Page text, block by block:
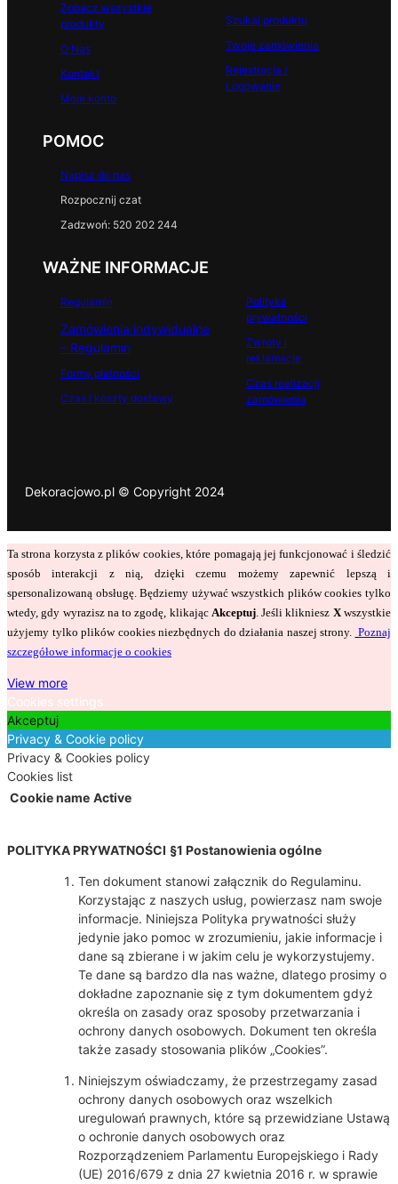
Zobacz wszystkie
produkty
O Nas
Kontakt
Moje konto
Szukaj produktu
Twoje zamówienia
Rejestracja /
Logowanie
POMOC
Napisz do nas
Rozpocznij czat
Zadzwoń: 520 202 244
WAŻNE INFORMACJE
Regulamin
Zamówienia indywidualne
– Regulamin
Formy płatności
Czas i koszty dostawy
Polityka
prywatności
Zwroty i
reklamacje
Czas realizacji
zamówienia
Dekoracjowo.pl © Copyright 2024
Ta strona korzysta z plików cookies, które pomagają jej funkcjonować i śledzić
sposób interakcji z nią, dzięki czemu możemy zapewnić lepszą i
spersonalizowaną obsługę. Będziemy używać wszystkich plików cookies tylko
wtedy, gdy wyrazisz na to zgodę, klikając Akceptuj. Jeśli klikniesz Xwszystkie
użyjemy tylko plików cookies niezbędnych do działania naszej strony. Poznaj
szczegółowe informacje o cookies
View more
Cookies settings
Akceptuj
Privacy & Cookie policy
Privacy & Cookies policy
Cookies list
Cookie name Active
POLITYKA PRYWATNOŚCI §1 Postanowienia ogólne
Ten dokument stanowi załącznik do Regulaminu.
Korzystając z naszych usług, powierzasz nam swoje
informacje. Niniejsza Polityka prywatności służy
jedynie jako pomoc w zrozumieniu, jakie informacje i
dane są zbierane i w jakim celu je wykorzystujemy.
Te dane są bardzo dla nas ważne, dlatego prosimy o
dokładne zapoznanie się z tym dokumentem gdyż
określa on zasady oraz sposoby przetwarzania i
ochrony danych osobowych. Dokument ten określa
także zasady stosowania plików „Cookies”.
Niniejszym oświadczamy, że przestrzegamy zasad
ochrony danych osobowych oraz wszelkich
uregulowań prawnych, które są przewidziane Ustawą
o ochronie danych osobowych oraz
Rozporządzeniem Parlamentu Europejskiego i Rady
(UE) 2016/679 z dnia 27 kwietnia 2016 r. w sprawie